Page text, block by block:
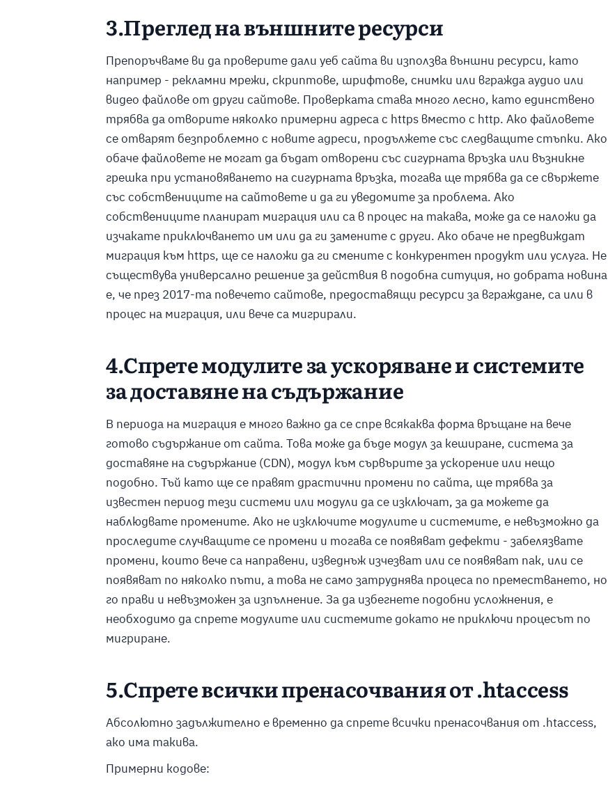
3.Преглед на външните ресурси
Препоръчваме ви да проверите дали уеб сайта ви използва външни ресурси, като
например - рекламни мрежи, скриптове, шрифтове, снимки или вгражда аудио или
видео файлове от други сайтове. Проверката става много лесно, като единствено
трябва да отворите няколко примерни адреса с https вместо с http. Ако файловете
се отварят безпроблемно с новите адреси, продължете със следващите стъпки. Ако
обаче файловете не могат да бъдат отворени със сигурната връзка или възникне
грешка при установяването на сигурната връзка, тогава ще трябва да се свържете
със собствениците на сайтовете и да ги уведомите за проблема. Ако
собствениците планират миграция или са в процес на такава, може да се наложи да
изчакате приключването им или да ги замените с други. Ако обаче не предвиждат
миграция към https, ще се наложи да ги смените с конкурентен продукт или услуга. Не
съществува универсално решение за действия в подобна ситуция, но добрата новина
е, че през 2017-та повечето сайтове, предоставящи ресурси за вграждане, са или в
процес на миграция, или вече са мигрирали.
4.Спрете модулите за ускоряване и системите
за доставяне на съдържание
В периода на миграция е много важно да се спре всякаква форма връщане на вече
готово съдържание от сайта. Това може да бъде модул за кеширане, система за
доставяне на съдържание (CDN), модул към сървърите за ускорение или нещо
подобно. Тъй като ще се правят драстични промени по сайта, ще трябва за
известен период тези системи или модули да се изключат, за да можете да
наблюдвате промените. Ако не изключите модулите и системите, е невъзможно да
проследите случващите се промени и тогава се появяват дефекти - забелязвате
промени, които вече са направени, изведнъж изчезват или се появяват пак, или се
появяват по няколко пъти, а това не само затруднява процеса по преместването, но
го прави и невъзможен за изпълнение. За да избегнете подобни усложнения, е
необходимо да спрете модулите или системите докато не приключи процесът по
мигриране.
5.Спрете всички пренасочвания от .htaccess
Абсолютно задължително е временно да спрете всички пренасочвания от .htaccess,
ако има такива.
Примерни кодове: